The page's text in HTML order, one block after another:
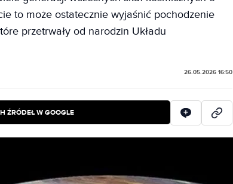
to może ostatecznie wyjaśnić pochodzenie
przetrwały od narodzin Układu
26.05.2026 16:50
ŹRÓDEŁ W GOOGLE